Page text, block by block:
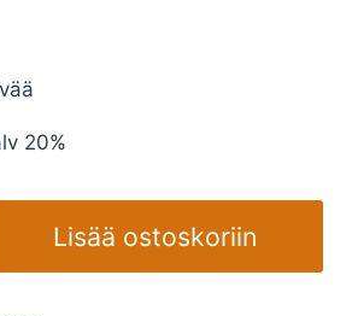
20%
Lisää ostoskoriin